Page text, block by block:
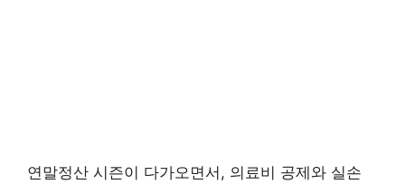
연말정산 시즌이 다가오면서, 의료비 공제와 실손